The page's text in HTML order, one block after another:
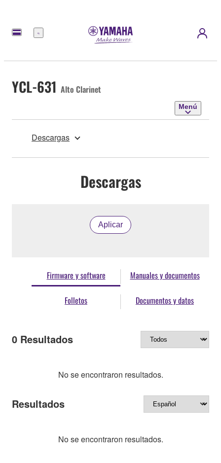
Menú
YCL-631 Alto Clarinet
Menú
Descargas
Descargas
Aplicar
Firmware y software Manuales y documentos
Folletos Documentos y datos
0 Resultados
No se encontraron resultados.
Resultados
No se encontraron resultados.